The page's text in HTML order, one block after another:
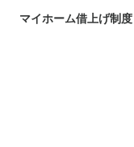
マイホーム借上げ制度